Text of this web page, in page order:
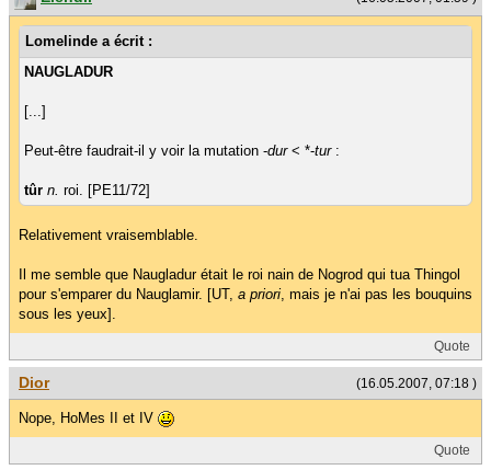
Lomelinde a écrit :
NAUGLADUR
[...]
Peut-être faudrait-il y voir la mutation -dur < *-tur :
tûr n. roi. [PE11/72]
Relativement vraisemblable.
Il me semble que Naugladur était le roi nain de Nogrod qui tua Thingol
pour s'emparer du Nauglamir. [UT, a priori , mais je n'ai pas les bouquins
sous les yeux].
Quote
(16.05.2007, 07:18 )
Dior
Nope, HoMes II et IV
Quote